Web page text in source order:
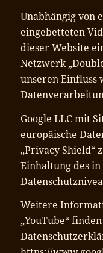
Unabhängig von
eingebetteten
dieser Website
Netzwerk
unseren Einfluss
Google LLC mit
europäische
„Privacy Shield“
Einhaltung des
Weitere
„YouTube“